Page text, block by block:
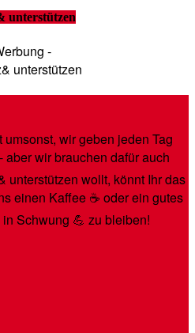
unterstützen
-
wir geben jeden Tag
aber wir brauchen dafür auch
unterstützen wollt, könnt Ihr das
einen Kaffee ☕️ oder ein gutes
Schwung 💪 zu bleiben!